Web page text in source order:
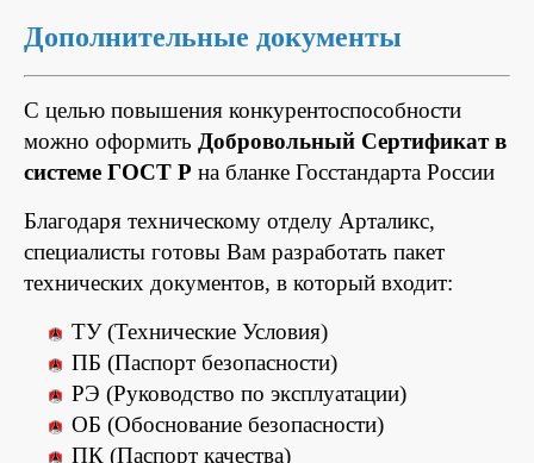
Дополнительные документы
С целью повышения конкурентоспособности
можно оформить Добровольный Сертификат в
системе ГОСТ Р на бланке Госстандарта России
Благодаря техническому отделу Арталикс,
специалисты готовы Вам разработать пакет
технических документов, в который входит:
ТУ (Технические Условия)
ПБ (Паспорт безопасности)
РЭ (Руководство по эксплуатации)
ОБ (Обоснование безопасности)
ПК (Паспорт качества)